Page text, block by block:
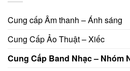
Cung cấp Âm thanh – Ánh sáng
Cung Cấp Ảo Thuật – Xiếc
Cung Cấp Band Nhạc – Nhóm